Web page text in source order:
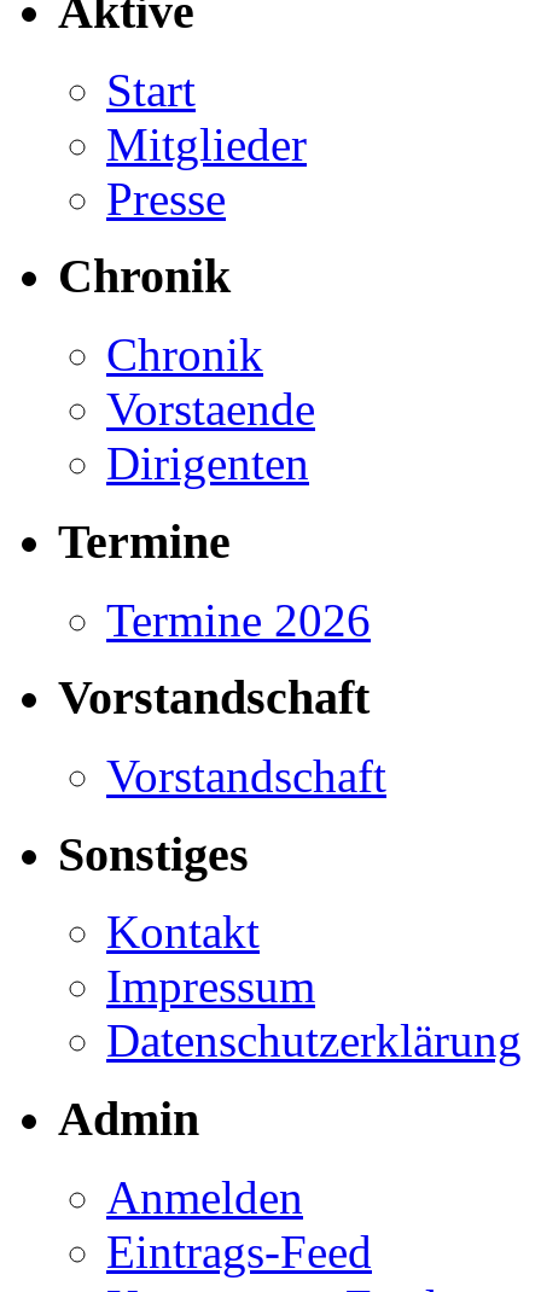
Aktive
Start
Mitglieder
Presse
Chronik
Chronik
Vorstaende
Dirigenten
Termine
Termine 2026
Vorstandschaft
Vorstandschaft
Sonstiges
Kontakt
Impressum
Datenschutzerklärung
Admin
Anmelden
Eintrags-Feed